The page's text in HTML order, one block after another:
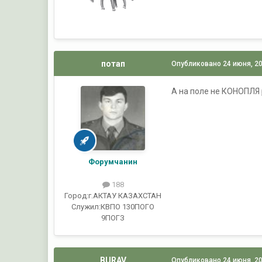
потап
Форумчанин
188
Город:г.АКТАУ КАЗАХСТАН
Служил:КВПО 130ПОГО
9ПОГЗ
Опубликовано 24 июня,
А на поле не КОНОПЛЯ
Опубликовано 24 июня,